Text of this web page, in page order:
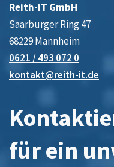
Reith-IT GmbH
Saarburger Ring 47
68229 Mannheim
0621 / 493 072 0
kontakt@reith-it.de
für ein